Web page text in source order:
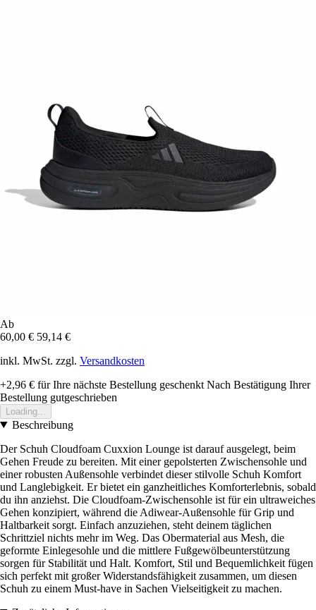
Ab
60,00 € 59,14 €
inkl. MwSt. zzgl. Versandkosten
+2,96 € für Ihre nächste Bestellung geschenkt Nach Bestätigung Ihrer
Bestellung gutgeschrieben
Loading...
Beschreibung
Der Schuh Cloudfoam Cuxxion Lounge ist darauf ausgelegt, beim
Gehen Freude zu bereiten. Mit einer gepolsterten Zwischensohle und
einer robusten Außensohle verbindet dieser stilvolle Schuh Komfort
und Langlebigkeit. Er bietet ein ganzheitliches Komforterlebnis, sobald
du ihn anziehst. Die Cloudfoam-Zwischensohle ist für ein ultraweiches
Gehen konzipiert, während die Adiwear-Außensohle für Grip und
Haltbarkeit sorgt. Einfach anzuziehen, steht deinem täglichen
Schrittziel nichts mehr im Weg. Das Obermaterial aus Mesh, die
geformte Einlegesohle und die mittlere Fußgewölbeunterstützung
sorgen für Stabilität und Halt. Komfort, Stil und Bequemlichkeit fügen
sich perfekt mit großer Widerstandsfähigkeit zusammen, um diesen
Schuh zu einem Must-have in Sachen Vielseitigkeit zu machen.